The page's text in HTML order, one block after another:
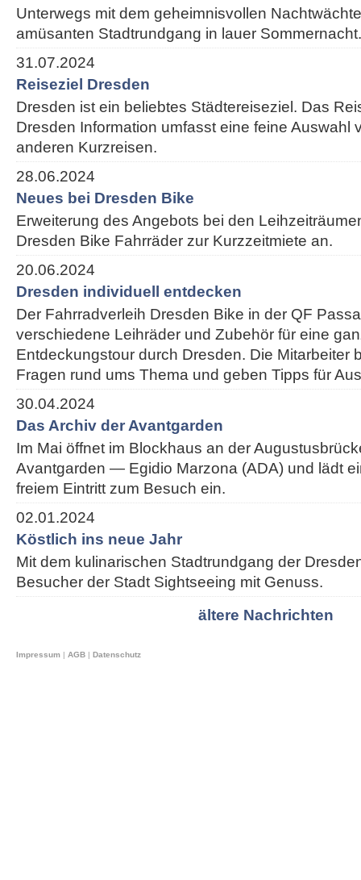
Unterwegs mit dem geheimnisvollen
amüsanten Stadtrundgang in lauer Sommernacht.
31.07.2024
Reiseziel Dresden
Dresden ist ein beliebtes Städtereiseziel. Das
Dresden Information umfasst eine feine Auswahl
anderen Kurzreisen.
28.06.2024
Neues bei Dresden Bike
Erweiterung des Angebots bei den
Dresden Bike Fahrräder zur Kurzzeitmiete an.
20.06.2024
Dresden individuell entdecken
Der Fahrradverleih Dresden Bike in der QF
verschiedene Leihräder und Zubehör für eine
Entdeckungstour durch Dresden. Die Mitarbeiter
Fragen rund ums Thema und geben Tipps für
30.04.2024
Das Archiv der Avantgarden
Im Mai öffnet im Blockhaus an der
Avantgarden — Egidio Marzona (ADA) und lädt
freiem Eintritt zum Besuch ein.
02.01.2024
Köstlich ins neue Jahr
Mit dem kulinarischen Stadtrundgang der
Besucher der Stadt Sightseeing mit Genuss.
ältere Nachrichten
Impressum | AGB | Datenschutz